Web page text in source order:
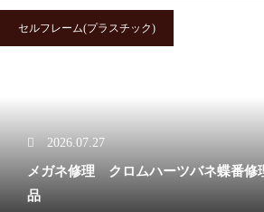
セルフレーム(プラスチック)
2026.07.27
メガネ修理 クロムハーツバネ蝶番修
品